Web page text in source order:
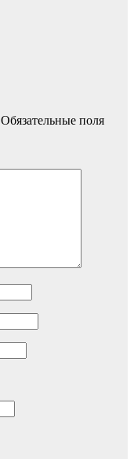
Обязательные поля